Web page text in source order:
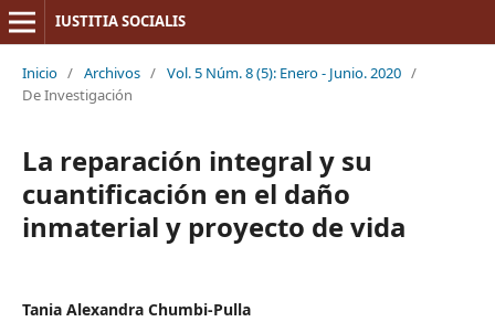
IUSTITIA SOCIALIS
Inicio / Archivos / Vol. 5 Núm. 8 (5): Enero - Junio. 2020 /
De Investigación
La reparación integral y su
cuantificación en el daño
inmaterial y proyecto de vida
Tania Alexandra Chumbi-Pulla